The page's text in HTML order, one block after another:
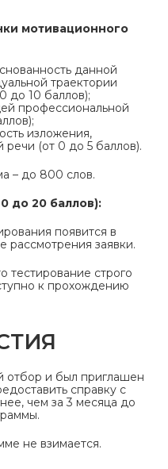
мотивационного
данной
траектории
до 10 баллов);
профессиональной
изложения,
речи (от 0 до 5 баллов).
– до 800 слов.
до 20 баллов):
появится в
рассмотрения заявки.
строго
к прохождению
отбор и был приглашен
справку с
чем за 3 месяца до
не взимается.